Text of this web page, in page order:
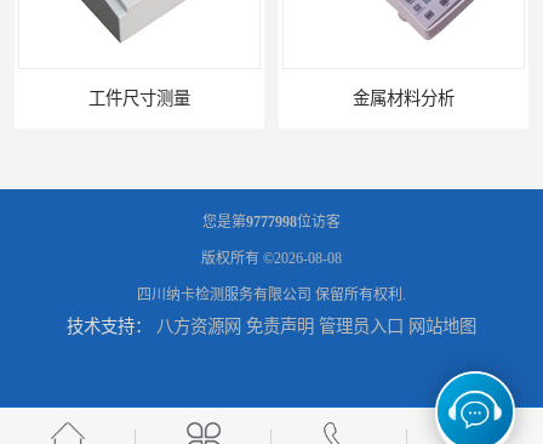
工件尺寸测量 金属材料分析
产品失效分析 可靠性环境试验
您是第9777998位访客
版权所有 ©2026-08-08
四川纳卡检测服务有限公司 保留所有权利.
技术支持： 八方资源网 免责声明 管理员入口 网站地图